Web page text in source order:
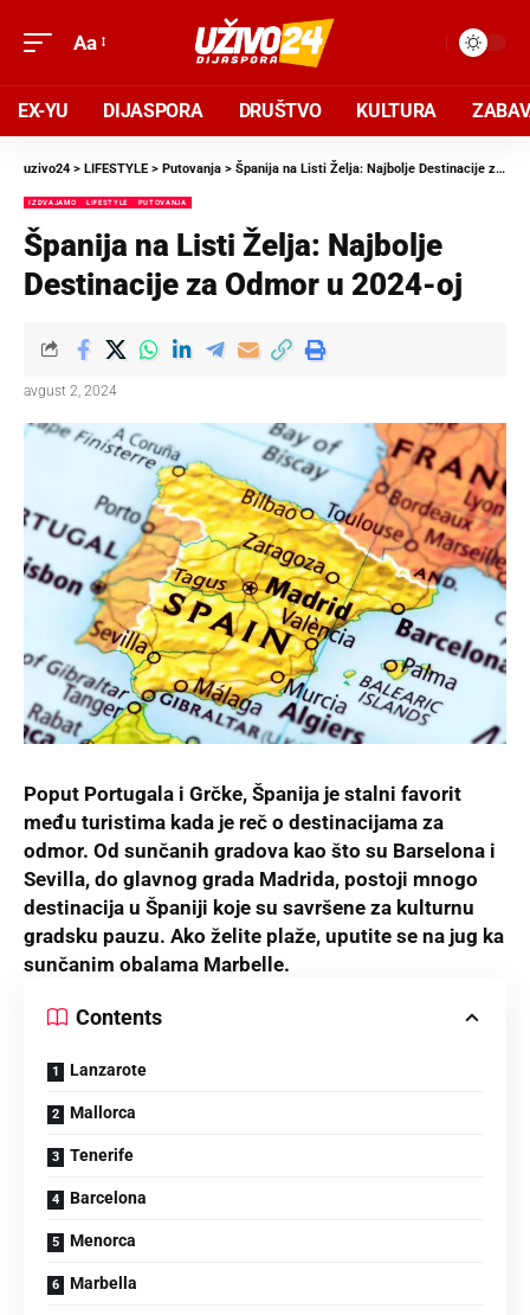
Aa
EX-YU DIJASPORA DRUŠTVO KULTURA
uzivo24 > LIFESTYLE > Putovanja > Španija na Listi Želja: Najbolje Destinacije za Odmor u 2024-oj
IZDVAJAMO LIFESTYLE PUTOVANJA
Španija na Listi Želja: Najbolje
Destinacije za Odmor u 2024-oj
avgust 2, 2024
Poput Portugala i Grčke, Španija je stalni favorit
među turistima kada je reč o destinacijama za
odmor. Od sunčanih gradova kao što su Barselona i
Sevilla, do glavnog grada Madrida, postoji mnogo
destinacija u Španiji koje su savršene za kulturnu
gradsku pauzu. Ako želite plaže, uputite se na jug ka
sunčanim obalama Marbelle.
Contents
Lanzarote
Mallorca
Tenerife
Barcelona
Menorca
Marbella